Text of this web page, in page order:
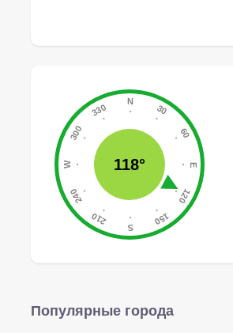
118°
Популярные города